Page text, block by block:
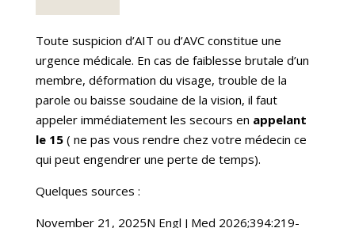
Toute suspicion d’AIT ou d’AVC constitue une
urgence médicale. En cas de faiblesse brutale d’un
membre, déformation du visage, trouble de la
parole ou baisse soudaine de la vision, il faut
appeler immédiatement les secours en appelant
le 15 ( ne pas vous rendre chez votre médecin ce
qui peut engendrer une perte de temps).
Quelques sources :
November 21, 2025N Engl J Med 2026;394:219-